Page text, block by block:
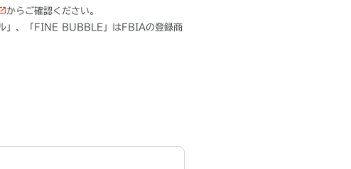
からご確認ください。
」、「FINE BUBBLE」はFBIAの登録商